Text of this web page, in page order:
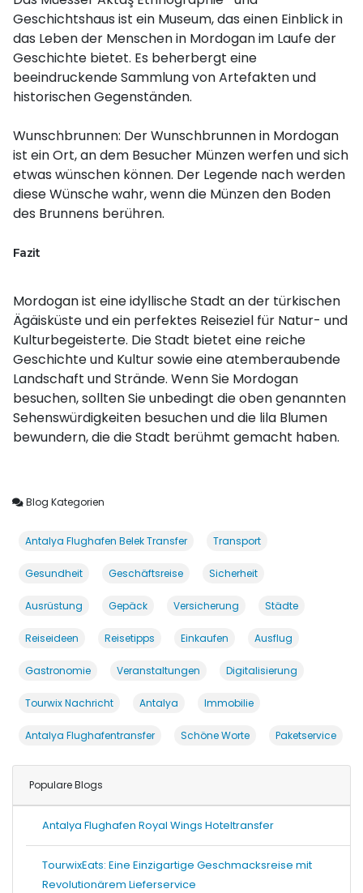
Geschichtshaus ist ein Museum, das einen Einblick in
das Leben der Menschen in Mordogan im Laufe der
Geschichte bietet. Es beherbergt eine
beeindruckende Sammlung von Artefakten und
historischen Gegenständen.
Wunschbrunnen: Der Wunschbrunnen in Mordogan
ist ein Ort, an dem Besucher Münzen werfen und sich
etwas wünschen können. Der Legende nach werden
diese Wünsche wahr, wenn die Münzen den Boden
des Brunnens berühren.
Fazit
Mordogan ist eine idyllische Stadt an der türkischen
Ägäisküste und ein perfektes Reiseziel für Natur- und
Kulturbegeisterte. Die Stadt bietet eine reiche
Geschichte und Kultur sowie eine atemberaubende
Landschaft und Strände. Wenn Sie Mordogan
besuchen, sollten Sie unbedingt die oben genannten
Sehenswürdigkeiten besuchen und die lila Blumen
bewundern, die die Stadt berühmt gemacht haben.
Blog Kategorien
Antalya Flughafen Belek Transfer Transport
Gesundheit Geschäftsreise Sicherheit
Ausrüstung Gepäck Versicherung Städte
Reiseideen Reisetipps Einkaufen Ausflug
Gastronomie Veranstaltungen Digitalisierung
Tourwix Nachricht Antalya Immobilie
Antalya Flughafentransfer Schöne Worte Paketservice
Populare Blogs
Antalya Flughafen Royal Wings Hoteltransfer
TourwixEats: Eine Einzigartige Geschmacksreise mit
Revolutionärem Lieferservice